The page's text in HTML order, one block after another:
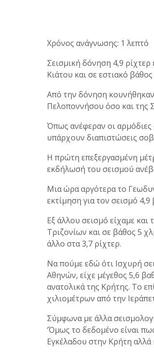
Χρόνος ανάγνωσης: 1 λεπτό
Σεισμική δόνηση 4,9
Κιάτου και σε εστιακό
Από την δόνηση κουνήθηκαν
Πελοποννήσου όσο και της
Όπως ανέφεραν οι αρμόδιες
υπάρχουν διαπιστώσεις
Η πρώτη επεξεργασμένη
εκδήλωσή του σεισμού
Μια ώρα αργότερα το
εκτίμηση για τον σεισμό
Εξ άλλου σεισμό είχαμε
Τριζονίων και σε βάθος 5
άλλο στα 3,7 ρίχτερ.
Να πούμε εδώ ότι Ισχυρή
Αθηνών, είχε μέγεθος 5,6
ανατολικά της Κρήτης. Το
χιλιομέτρων από την
Σύμφωνα με άλλα
‘Όμως το δεδομένο είναι
Εγκέλαδου στην Κρήτη αλλά